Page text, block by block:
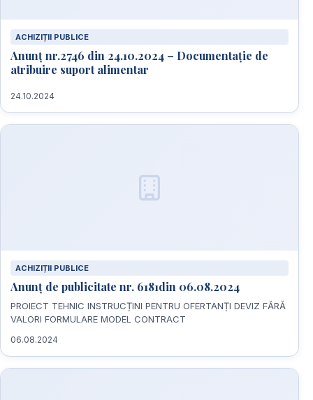
ACHIZIȚII PUBLICE
Anunț nr.2746 din 24.10.2024 – Documentație de
atribuire suport alimentar
24.10.2024
ACHIZIȚII PUBLICE
Anunț de publicitate nr. 6181din 06.08.2024
PROIECT TEHNIC INSTRUCȚINI PENTRU OFERTANȚI DEVIZ FĂRĂ
VALORI FORMULARE MODEL CONTRACT
06.08.2024